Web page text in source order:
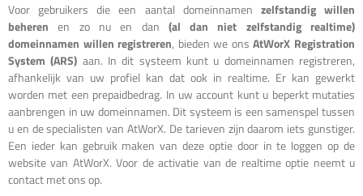
Voor gebruikers die een aantal domeinnamen zelfstandig willen
beheren en zo nu en dan (al dan niet zelfstandig realtime)
domeinnamen willen registreren, bieden we onsAtWorX Registration
System (ARS) aan. In dit systeem kunt u domeinnamen registreren,
afhankelijk van uw profiel kan dat ook in realtime. Er kan gewerkt
worden met een prepaidbedrag. In uw account kunt u beperkt mutaties
aanbrengen in uw domeinnamen. Dit systeem is een samenspel tussen
u en de specialisten van AtWorX. De tarieven zijn daarom iets gunstiger.
Een ieder kan gebruik maken van deze optie door in te loggen op de
website van AtWorX. Voor de activatie van de realtime optie neemt u
contact met ons op.